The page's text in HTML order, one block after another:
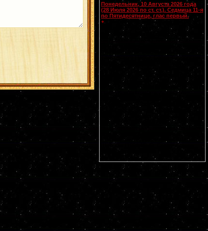
Понедельник, 10 Августа 2026 года
(28 Июля 2026 по ст. ст.). Седмица 11-я
по Пятидесятнице, глас первый.
+
Смоленской
иконы Божией Матери,
именуемой Одигитрия
(Путеводительница) (
принесена из
Царьграда в 1046 г.
). Апп. от 70-ти
диаконов (I). Свт. Питирима, еп.
Тамбовского (1698). Собор Тамбовских
Печерского, в Дальних пещерах (XIII-
XIV). Мчч. Иулиана Далматского (II),
Евстафия воина (ок. 316) и Акакия (ок.
321). Прп. Ирины, Каппадокийской. Прп.
Павла Ксиропотамита, Афонского.
и Умиление Серафимо-Дивеевской
(1885) икон Божией Матери. Чтимые
списки со Смоленской иконы Божией
Матери: Устюжская (1290),
Выдропусская (XV), Воронинская (1524),
(XVI), Югская (1615), Игрицкая (1624),
Лавре) (1730).